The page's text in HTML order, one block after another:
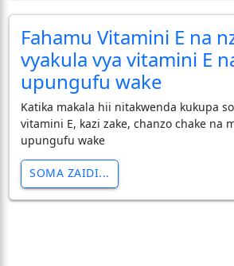
Fahamu Vitamini E na
vyakula vya vitamini E
upungufu wake
Katika makala hii nitakwenda kukupa
vitamini E, kazi zake, chanzo chake na
upungufu wake
SOMA ZAIDI...